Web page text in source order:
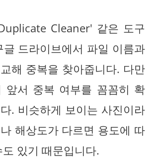
Cleaner' 같은 도구
글 드라이브에서 파일 이름과
해 중복을 찾아줍니다. 다만
앞서 중복 여부를 꼼꼼히 확
. 비슷하게 보이는 사진이라
해상도가 다르면 용도에 따
있기 때문입니다.